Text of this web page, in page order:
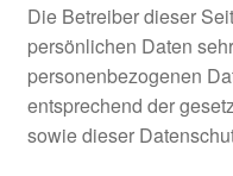
Die Betreiber dieser
persönlichen Daten
personenbezogenen
entsprechend der
sowie dieser